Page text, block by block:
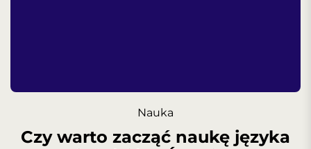
Nauka
Czy warto zacząć naukę języka